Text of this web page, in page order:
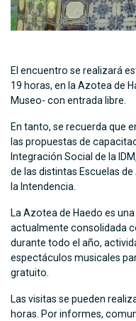
El encuentro se realizará
19 horas, en la Azotea de
Museo- con entrada libre.
En tanto, se recuerda que
las propuestas de
Integración Social de la
de las distintas Escuelas
la Intendencia.
La Azotea de Haedo es
actualmente consolidada
durante todo el año,
espectáculos musicales
gratuito.
Las visitas se pueden
horas. Por informes,